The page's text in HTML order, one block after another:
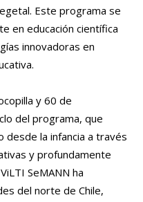
Este programa se
en educación científica
innovadoras en
y 60 de
del programa, que
la infancia a través
y profundamente
SeMANN ha
del norte de Chile,